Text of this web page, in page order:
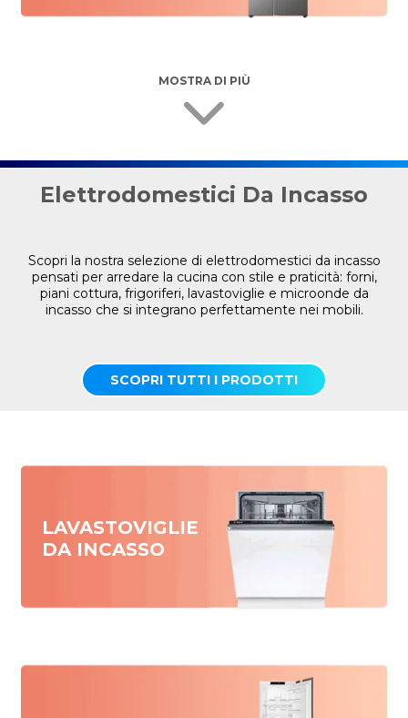
MOSTRA DI PIÙ
Elettrodomestici Da Incasso
Scopri la nostra selezione di elettrodomestici da incasso
pensati per arredare la cucina con stile e praticità: forni,
piani cottura, frigoriferi, lavastoviglie e microonde da
incasso che si integrano perfettamente nei mobili.
SCOPRI TUTTI I PRODOTTI
LAVASTOVIGLIE
DA INCASSO